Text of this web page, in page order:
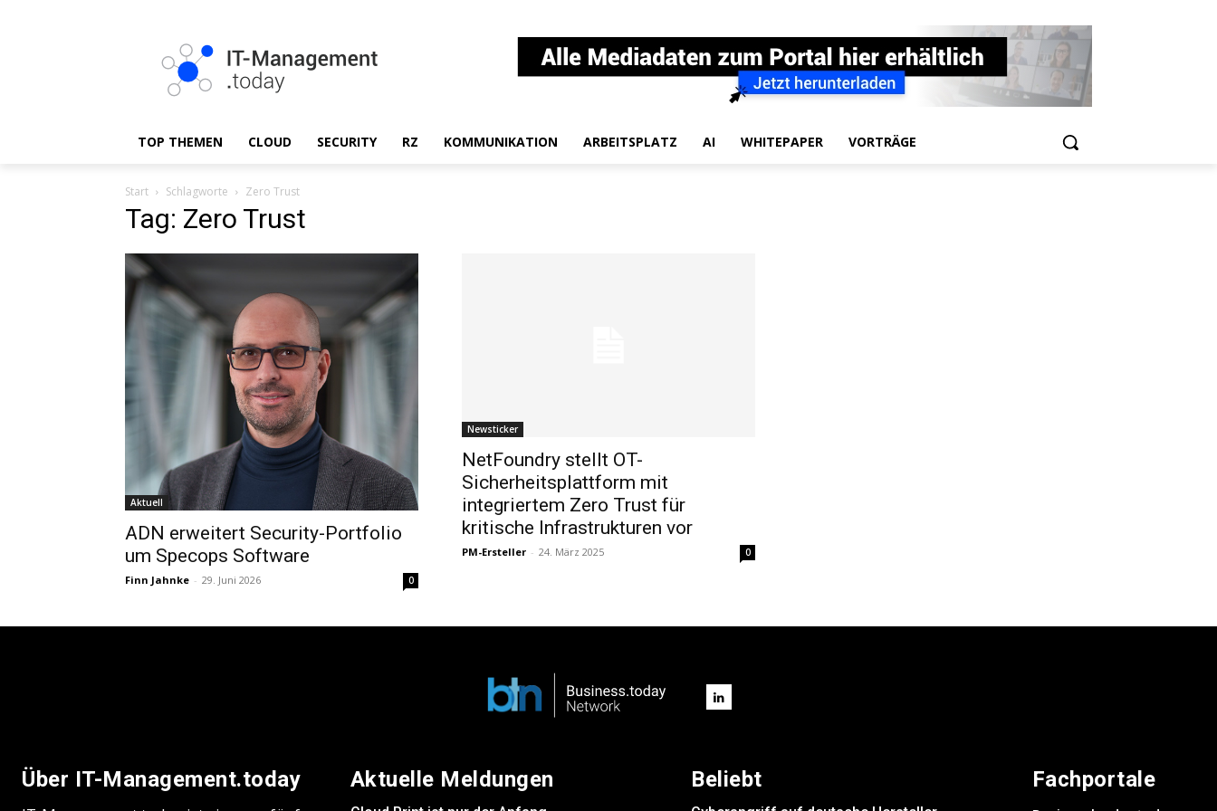
TOP THEMEN CLOUD SECURITY RZ KOMMUNIKATION ARBEITSPLATZ AI WHITEPAPER VORTRÄGE
Start Schlagworte Zero Trust
Tag: Zero Trust
Aktuell
ADN erweitert Security-Portfolio
um Specops Software
Finn Jahnke - 29. Juni 2026 0
Newsticker
NetFoundry stellt OT-
Sicherheitsplattform mit
integriertem Zero Trust für
kritische Infrastrukturen vor
PM-Ersteller - 24. März 2025 0
Über IT-Management.today Aktuelle Meldungen Beliebt Fachportale